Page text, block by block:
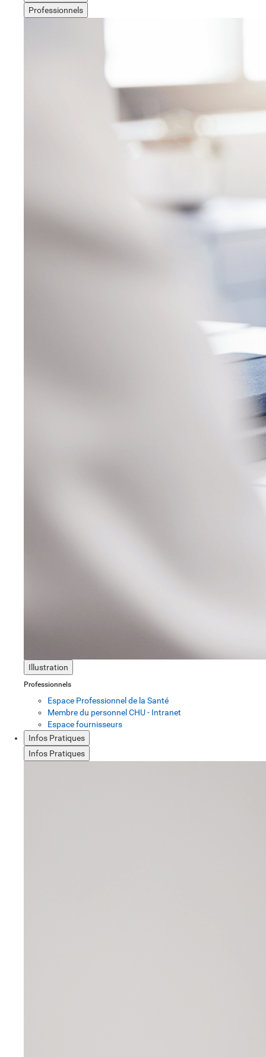
Professionnels
Illustration
Professionnels
Espace Professionnel de la Santé
Membre du personnel CHU - Intranet
Espace fournisseurs
Infos Pratiques
Infos Pratiques